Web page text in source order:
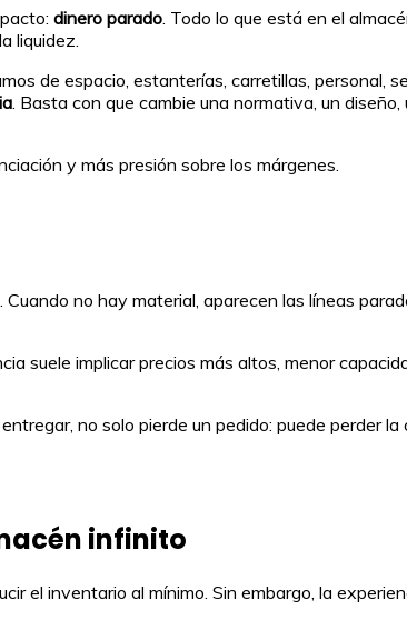
dinero parado . Todo lo que está en el
liquidez.
de espacio, estanterías, carretillas, personal,
. Basta con que cambie una normativa, un
y más presión sobre los márgenes.
no hay material, aparecen las líneas
suele implicar precios más altos, menor
no solo pierde un pedido: puede perder
infinito
el inventario al mínimo. Sin embargo, la